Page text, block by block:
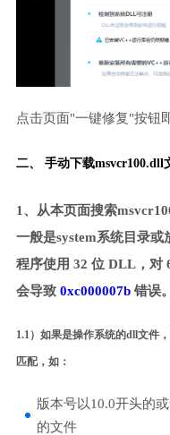
点击页面"一键修复"按钮
二、 手动下载msvcr100.dll
1、从本页面搜索
一般是system系统目录
程序使用 32 位 DLL，对
会导致 0xc000007b错误。
1.1）如果是操作系统的dll文件
匹配，如：
版本号以10.0开头的
的文件